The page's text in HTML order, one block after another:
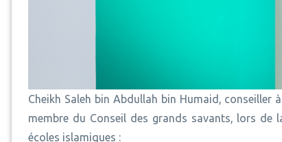
Cheikh Saleh bin Abdullah bin Humaid,
membre du Conseil des grands savants, lors
écoles islamiques :